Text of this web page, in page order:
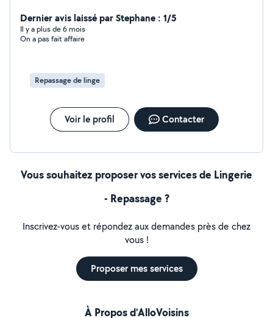
continuer que dans le repassage dame de compagnie
sortir vos animaux préparer à manger j'adore la cuisine
voilà je pratique aussi les soins énergétiques voilà bonne
Dernier avis laissé par Stephane : 1/5
Il y a plus de 6 mois
On a pas fait affaire
Repassage de linge
Voir le profil Contacter
Vous souhaitez proposer vos services de Lingerie
- Repassage ?
Inscrivez-vous et répondez aux demandes près de chez
vous !
Proposer mes services
À Propos d’AlloVoisins